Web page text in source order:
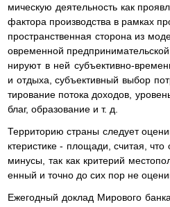
мическую деятельность как
фактора производства в рамках
пространственная сторона из
овременной
нируют в ней субъективно-
и отдыха, субъективный выбор
тирование потока доходов,
благ, образование и т. д.
Территорию страны следует
ктеристике - площади, считая,
минусы, так как критерий
енный и точно до сих пор не
Ежегодный доклад Мирового